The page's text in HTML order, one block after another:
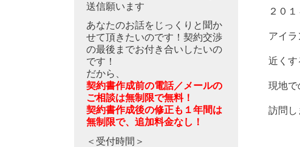
２０
アイ
近くす
現地で
訪問し
送信願います
あなたのお話をじっくりと聞か
せて頂きたいのです！契約交渉
の最後までお付き合いしたいの
です！
だから、
契約書作成前の電話／メールの
ご相談は無制限で無料！
契約書作成後の修正も１年間は
無制限で、追加料金なし！
＜受付時間＞